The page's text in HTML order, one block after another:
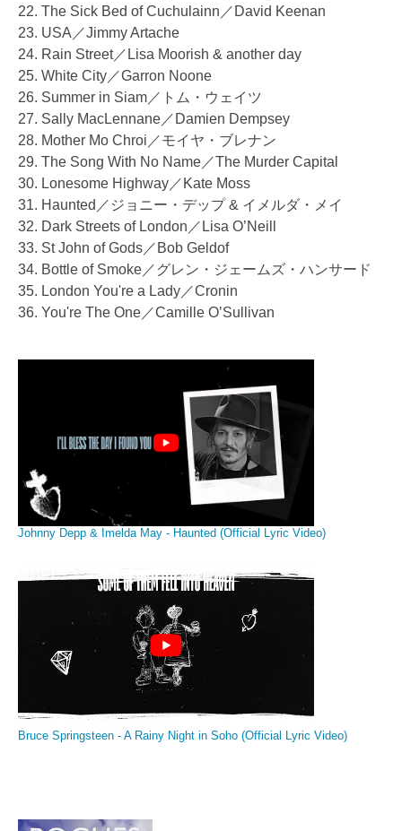
22. The Sick Bed of Cuchulainn／David Keenan
23. USA／Jimmy Artache
24. Rain Street／Lisa Moorish & another day
25. White City／Garron Noone
26. Summer in Siam／トム・ウェイツ
27. Sally MacLennane／Damien Dempsey
28. Mother Mo Chroi／モイヤ・ブレナン
29. The Song With No Name／The Murder Capital
30. Lonesome Highway／Kate Moss
31. Haunted／ジョニー・デップ & イメルダ・メイ
32. Dark Streets of London／Lisa O’Neill
33. St John of Gods／Bob Geldof
34. Bottle of Smoke／グレン・ジェームズ・ハンサード
35. London You're a Lady／Cronin
36. You're The One／Camille O’Sullivan
Johnny Depp & Imelda May - Haunted (Official Lyric Video)
Bruce Springsteen - A Rainy Night in Soho (Official Lyric Video)